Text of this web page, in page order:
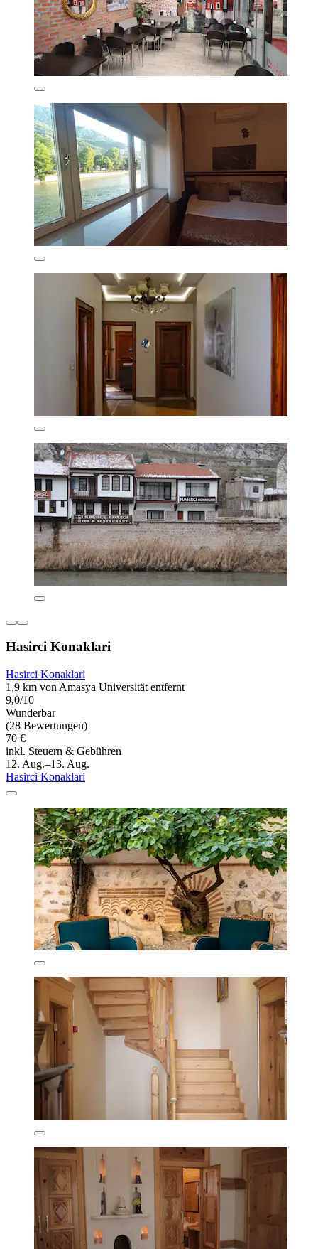
Hasirci Konaklari
Hasirci Konaklari
1,9 km von Amasya Universität entfernt
9,0/10
Wunderbar
(28 Bewertungen)
70 €
inkl. Steuern & Gebühren
12. Aug.–13. Aug.
Hasirci Konaklari